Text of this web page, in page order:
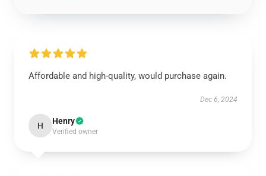
Affordable and high-quality, would purchase again.
Dec 6, 2024
H Henry
Verified owner